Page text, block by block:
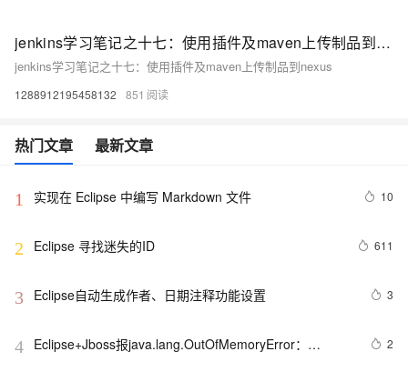
jenkins学习笔记之十七：使用插件及maven上传制品到nexus
jenkins学习笔记之十七：使用插件及maven上传制品到nexus
1288912195458132 851
热门文章 最新文章
1 实现在 Eclipse 中编写 Markdown 文件 10
2 Eclipse 寻找迷失的ID 611
3 Eclipse自动生成作者、日期注释功能设置 3
4 Eclipse+Jboss报java.lang.OutOfMemoryError：
2